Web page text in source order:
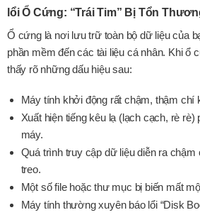
lổi Ổ Cứng: “Trái Tim” Bị Tổn
Ổ cứng là nơi lưu trữ toàn bộ dữ liệu của
phần mềm đến các tài liệu cá nhân. Khi ổ
thấy rõ những dấu hiệu sau:
Máy tính khởi động rất chậm, thậm chí
Xuất hiện tiếng kêu lạ (lạch cạch, rè rè)
máy.
Quá trình truy cập dữ liệu diễn ra
treo.
Một số file hoặc thư mục bị biến mất
Máy tính thường xuyên báo lổi “Disk